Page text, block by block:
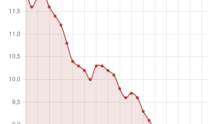
indépendants, membres de coopératives de producteurs et
collaborateurs familiaux.
Unité de mesure